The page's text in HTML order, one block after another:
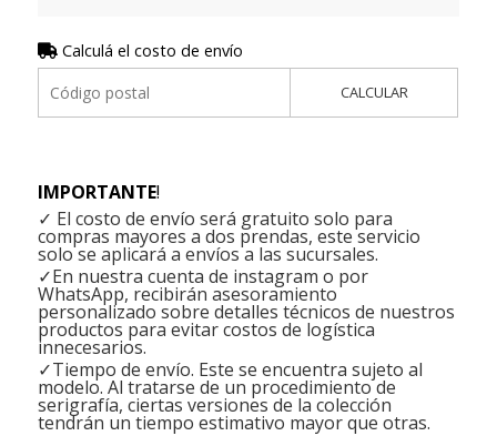
Calculá el costo de envío
CALCULAR
IMPORTANTE!
✓ El costo de envío será gratuito solo para
compras mayores a dos prendas, este servicio
solo se aplicará a envíos a las sucursales.
✓En nuestra cuenta de instagram o por
WhatsApp, recibirán asesoramiento
personalizado sobre detalles técnicos de nuestros
productos para evitar costos de logística
innecesarios.
✓Tiempo de envío. Este se encuentra sujeto al
modelo. Al tratarse de un procedimiento de
serigrafía, ciertas versiones de la colección
tendrán un tiempo estimativo mayor que otras.